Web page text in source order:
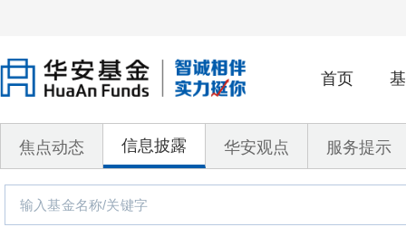
首页
焦点动态 信息披露 华安观点 服务提示